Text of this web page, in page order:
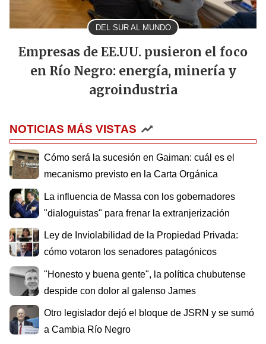
DEL SUR AL MUNDO
Empresas de EE.UU. pusieron el foco
en Río Negro: energía, minería y
agroindustria
NOTICIAS MÁS VISTAS
Cómo será la sucesión en Gaiman: cuál es el
mecanismo previsto en la Carta Orgánica
La influencia de Massa con los gobernadores
"dialoguistas" para frenar la extranjerización
Ley de Inviolabilidad de la Propiedad Privada:
cómo votaron los senadores patagónicos
"Honesto y buena gente", la política chubutense
despide con dolor al galenso James
Otro legislador dejó el bloque de JSRN y se sumó
a Cambia Río Negro